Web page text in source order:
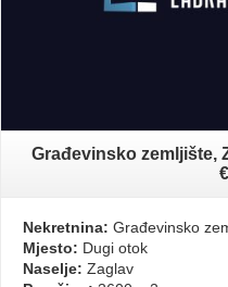
Građevinsko zemljište,
Nekretnina: Građevinsko
Mjesto: Dugi otok
Naselje: Zaglav